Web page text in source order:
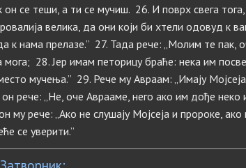
он се теши, а ти се мучиш. 26. И поврх свега
велика, да они који би хтели одовуд к
к нама прелазе.” 27. Тада рече: „Молим те пак,
28. Јер имам петорицу браће: нека им
мучења.” 29. Рече му Авраам: „Имају
рече: „Не, оче Аврааме, него ако им дође неко
му рече: „Ако не слушају Мојсеја и пророке, ако
се уверити.”